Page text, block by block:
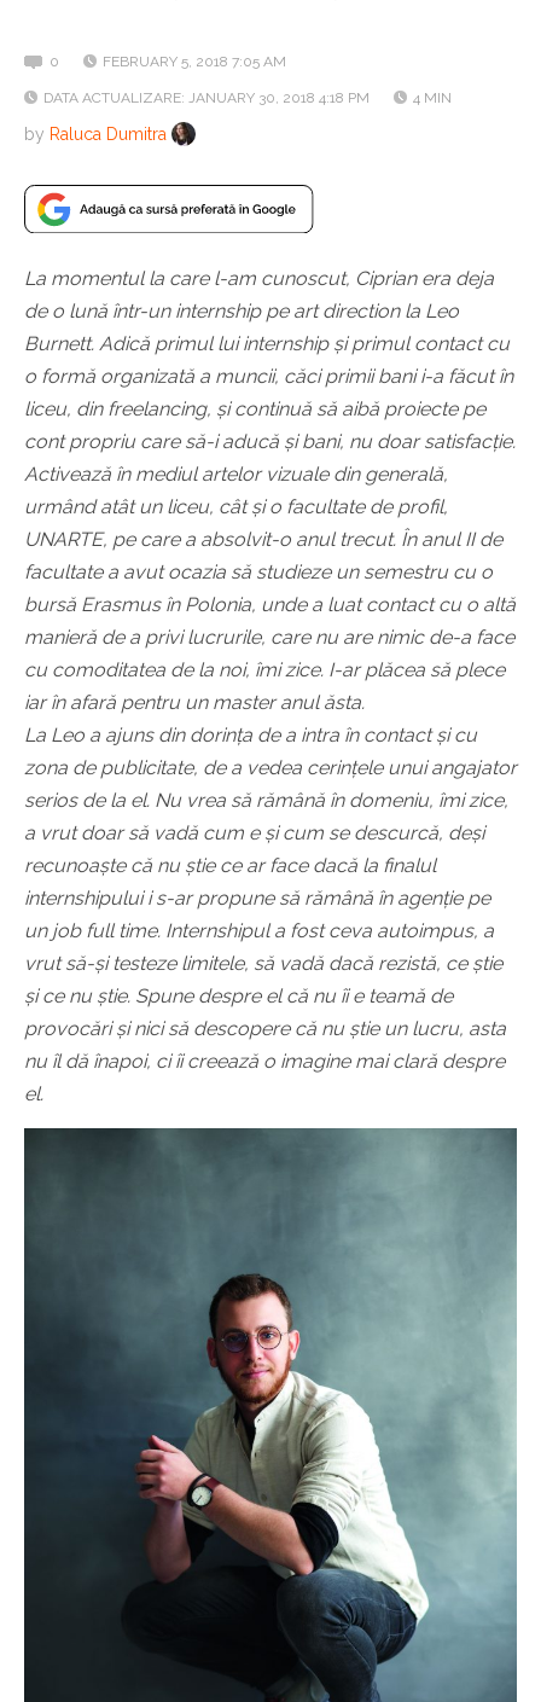
0 FEBRUARY 5, 2018 7:05 AM
DATA ACTUALIZARE: JANUARY 30, 2018 4:18 PM 4 MIN
by Raluca Dumitra
La momentul la care l-am cunoscut, Ciprian era deja
de o lună într-un internship pe art direction la Leo
Burnett. Adică primul lui internship și primul contact cu
o formă organizată a muncii, căci primii bani i-a făcut în
liceu, din freelancing, și continuă să aibă proiecte pe
cont propriu care să-i aducă și bani, nu doar satisfacție.
Activează în mediul artelor vizuale din generală,
urmând atât un liceu, cât și o facultate de profil,
UNARTE, pe care a absolvit-o anul trecut. În anul II de
facultate a avut ocazia să studieze un semestru cu o
bursă Erasmus în Polonia, unde a luat contact cu o altă
manieră de a privi lucrurile, care nu are nimic de-a face
cu comoditatea de la noi, îmi zice. I-ar plăcea să plece
iar în afară pentru un master anul ăsta.
La Leo a ajuns din dorința de a intra în contact și cu
zona de publicitate, de a vedea cerințele unui angajator
serios de la el. Nu vrea să rămână în domeniu, îmi zice,
a vrut doar să vadă cum e și cum se descurcă, deși
recunoaște că nu știe ce ar face dacă la finalul
internshipului i s-ar propune să rămână în agenție pe
un job full time. Internshipul a fost ceva autoimpus, a
vrut să-și testeze limitele, să vadă dacă rezistă, ce știe
și ce nu știe. Spune despre el că nu îi e teamă de
provocări și nici să descopere că nu știe un lucru, asta
nu îl dă înapoi, ci îi creează o imagine mai clară despre
el.